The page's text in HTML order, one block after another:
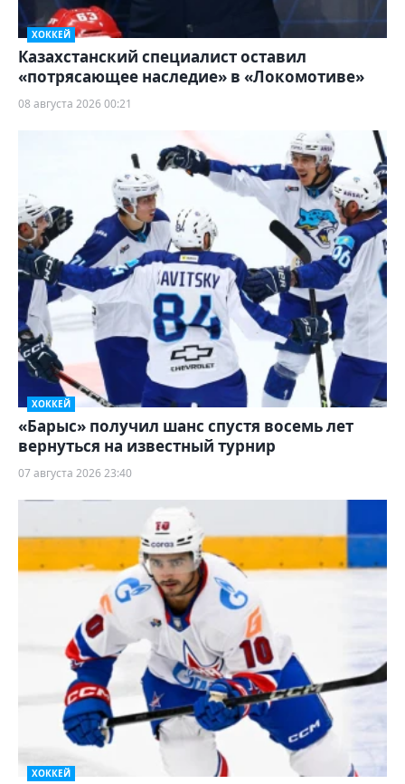
ХОККЕЙ
Казахстанский специалист оставил
«потрясающее наследие» в «Локомотиве»
08 августа 2026 00:21
ХОККЕЙ
«Барыс» получил шанс спустя восемь лет
вернуться на известный турнир
07 августа 2026 23:40
ХОККЕЙ